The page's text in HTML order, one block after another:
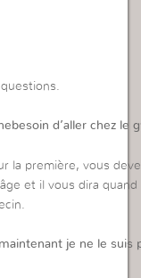
d’aller chez le
la première, vous
et il vous dira
je ne le suis